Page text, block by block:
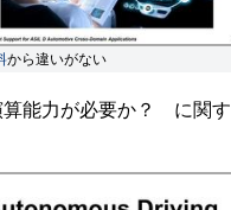
から違いがない
能力が必要か？ に関す